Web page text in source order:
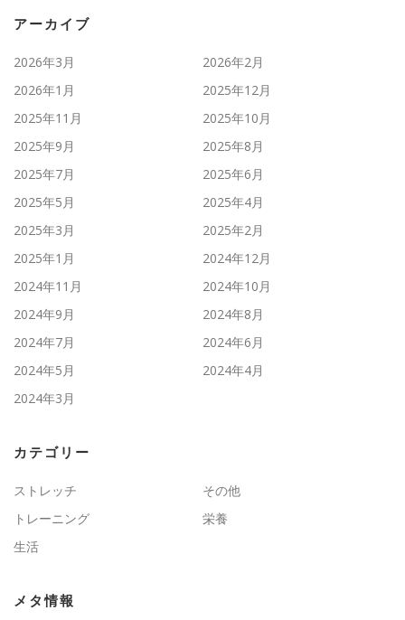
アーカイブ
2026年3月
2026年2月
2026年1月
2025年12月
2025年11月
2025年10月
2025年9月
2025年8月
2025年7月
2025年6月
2025年5月
2025年4月
2025年3月
2025年2月
2025年1月
2024年12月
2024年11月
2024年10月
2024年9月
2024年8月
2024年7月
2024年6月
2024年5月
2024年4月
2024年3月
カテゴリー
ストレッチ
その他
トレーニング
栄養
生活
メタ情報